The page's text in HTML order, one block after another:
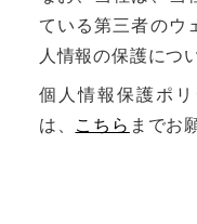
ている第三者のウ
人情報の保護につ
個人情報保護ポ
は、 こちら までお